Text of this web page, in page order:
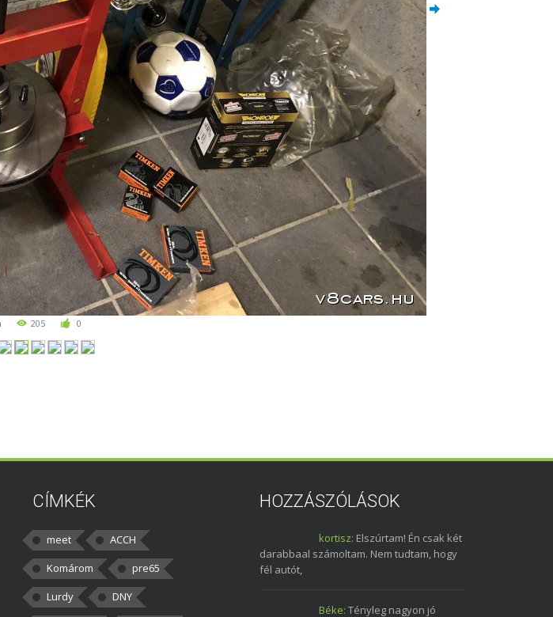
205 0
CÍMKÉK
meet
ACCH
Komárom
pre65
Lurdy
DNY
HOZZÁSZÓLÁSOK
kortisz: Elszúrtam! Én csak két
darabbaal számoltam. Nem tudtam, hogy
fél autót,
Béke: Tényleg nagyon jó